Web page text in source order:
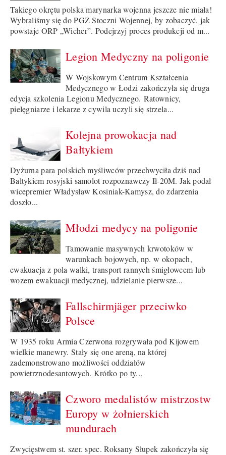
Takiego okrętu polska marynarka wojenna jeszcze nie miała!
Wybraliśmy się do PGZ Stoczni Wojennej, by zobaczyć, jak
powstaje ORP „Wicher”. Podejrzyj proces produkcji od m...
Legion Medyczny na poligonie
W Wojskowym Centrum Kształcenia
Medycznego w Łodzi zakończyła się druga
edycja szkolenia Legionu Medycznego. Ratownicy,
pielęgniarze i lekarze z cywila uczyli się strzela...
Kolejna prowokacja nad
Bałtykiem
Dyżurna para polskich myśliwców przechwyciła dziś nad
Bałtykiem rosyjski samolot rozpoznawczy Ił-20M. Jak podał
wicepremier Władysław Kosiniak-Kamysz, do zdarzenia
doszło...
Młodzi medycy na poligonie
Tamowanie masywnych krwotoków w
warunkach bojowych, np. w okopach,
ewakuacja z pola walki, transport rannych śmigłowcem lub
wozem ewakuacji medycznej, udzielanie pierwsze...
Fallschirmjäger przeciwko
Polsce
W 1935 roku Armia Czerwona rozgrywała pod Kijowem
wielkie manewry. Stały się one areną, na której
zademonstrowano możliwości oddziałów
powietrznodesantowych. Krótko po ty...
Czworo medalistów mistrzostw
Europy w żołnierskich
mundurach
Zwycięstwem st. szer. spec. Roksany Słupek zakończyła się